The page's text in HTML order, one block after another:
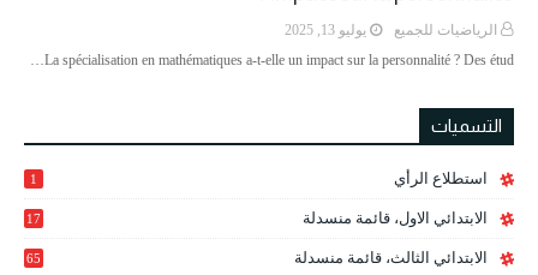
الرياضيات للجميع
يوليو 13, 2025
La spécialisation en mathématiques a-t-elle un impact sur la personnalité ? Des étud…
التسميات
استطلاع الرأي 1
الابتدائي الاول، قائمة منسدلة 17
الابتدائي الثالث، قائمة منسدلة 65